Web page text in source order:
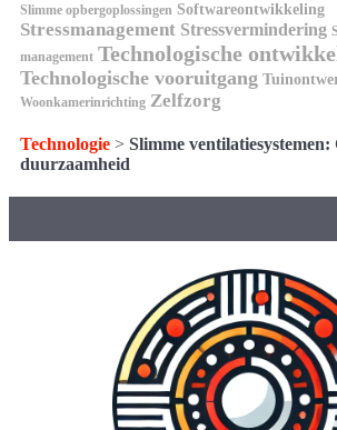
Slimme opbergoplossingen Softwareontwikkeling
Stressmanagement Stressvermindering
management Technologische
Technologische vooruitgang
Woonkamerinrichting Zelfzorg
Technologie > Slimme
duurzaamheid